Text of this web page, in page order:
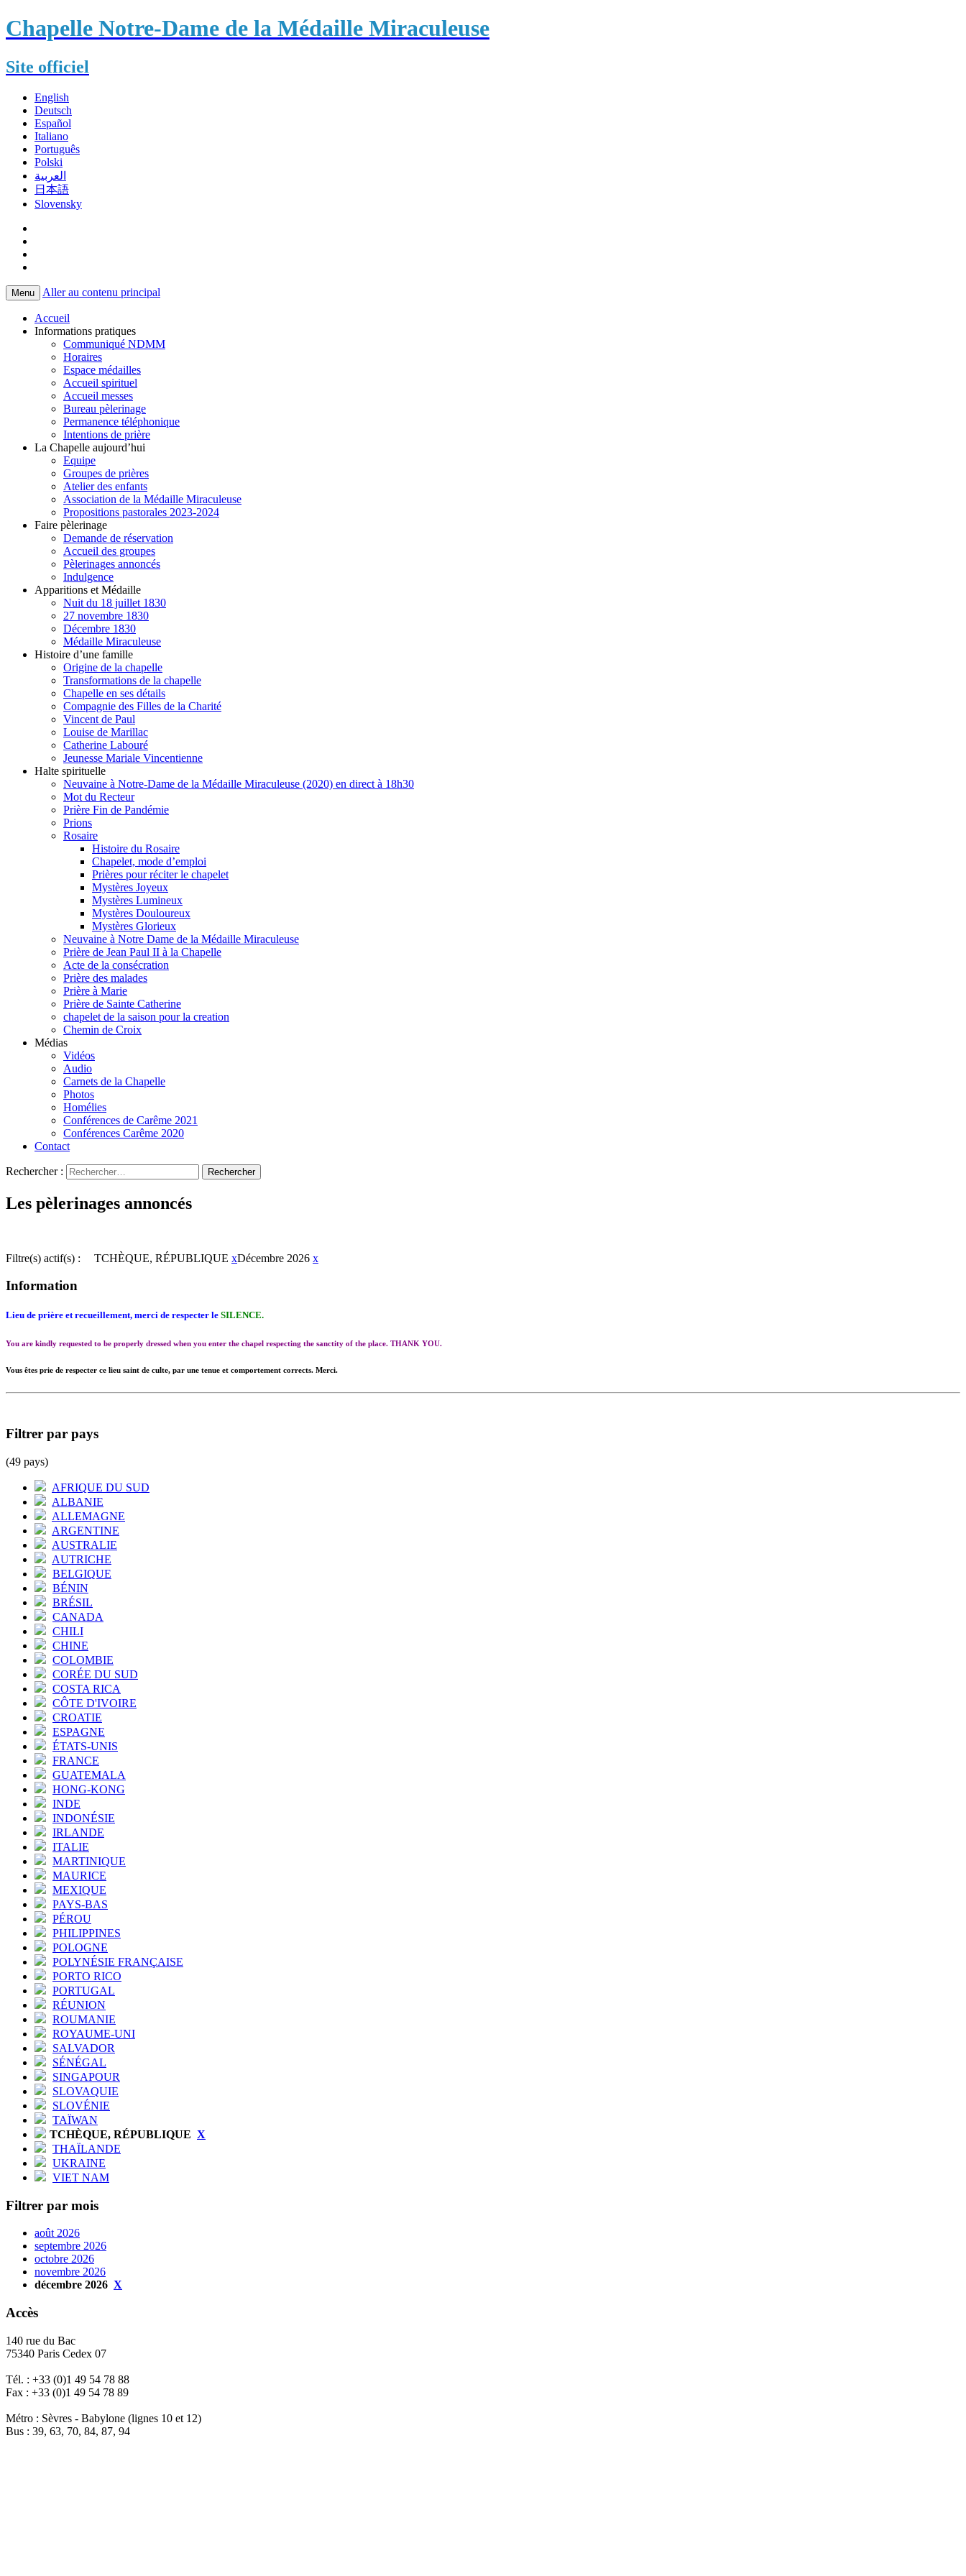
Chapelle Notre-Dame de la Médaille Miraculeuse
Site officiel
English
Deutsch
Español
Italiano
Português
Polski
العربية
日本語
Slovensky
Menu Aller au contenu principal
Accueil
Informations pratiques
Communiqué NDMM
Horaires
Espace médailles
Accueil spirituel
Accueil messes
Bureau pèlerinage
Permanence téléphonique
Intentions de prière
La Chapelle aujourd’hui
Equipe
Groupes de prières
Atelier des enfants
Association de la Médaille Miraculeuse
Propositions pastorales 2023-2024
Faire pèlerinage
Demande de réservation
Accueil des groupes
Pèlerinages annoncés
Indulgence
Apparitions et Médaille
Nuit du 18 juillet 1830
27 novembre 1830
Décembre 1830
Médaille Miraculeuse
Histoire d’une famille
Origine de la chapelle
Transformations de la chapelle
Chapelle en ses détails
Compagnie des Filles de la Charité
Vincent de Paul
Louise de Marillac
Catherine Labouré
Jeunesse Mariale Vincentienne
Halte spirituelle
Neuvaine à Notre-Dame de la Médaille Miraculeuse (2020) en direct à 18h30
Mot du Recteur
Prière Fin de Pandémie
Prions
Rosaire
Histoire du Rosaire
Chapelet, mode d’emploi
Prières pour réciter le chapelet
Mystères Joyeux
Mystères Lumineux
Mystères Douloureux
Mystères Glorieux
Neuvaine à Notre Dame de la Médaille Miraculeuse
Prière de Jean Paul II à la Chapelle
Acte de la consécration
Prière des malades
Prière à Marie
Prière de Sainte Catherine
chapelet de la saison pour la creation
Chemin de Croix
Médias
Vidéos
Audio
Carnets de la Chapelle
Photos
Homélies
Conférences de Carême 2021
Conférences Carême 2020
Contact
Rechercher :
Les pèlerinages annoncés
Filtre(s) actif(s) : TCHÈQUE, RÉPUBLIQUE xDécembre 2026 x
Information
Lieu de prière et recueillement, merci de respecter le SILENCE.
You are kindly requested to be properly dressed when you enter the chapel respecting the sanctity of the place. THANK YOU.
Vous êtes prie de respecter ce lieu saint de culte, par une tenue et comportement corrects. Merci.
Filtrer par pays
(49 pays)
AFRIQUE DU SUD
ALBANIE
ALLEMAGNE
ARGENTINE
AUSTRALIE
AUTRICHE
BELGIQUE
BÉNIN
BRÉSIL
CANADA
CHILI
CHINE
COLOMBIE
CORÉE DU SUD
COSTA RICA
CÔTE D'IVOIRE
CROATIE
ESPAGNE
ÉTATS-UNIS
FRANCE
GUATEMALA
HONG-KONG
INDE
INDONÉSIE
IRLANDE
ITALIE
MARTINIQUE
MAURICE
MEXIQUE
PAYS-BAS
PÉROU
PHILIPPINES
POLOGNE
POLYNÉSIE FRANÇAISE
PORTO RICO
PORTUGAL
RÉUNION
ROUMANIE
ROYAUME-UNI
SALVADOR
SÉNÉGAL
SINGAPOUR
SLOVAQUIE
SLOVÉNIE
TAÏWAN
TCHÈQUE, RÉPUBLIQUE X
THAÏLANDE
UKRAINE
VIET NAM
Filtrer par mois
août 2026
septembre 2026
octobre 2026
novembre 2026
décembre 2026 X
Accès
140 rue du Bac
75340 Paris Cedex 07
Tél. : +33 (0)1 49 54 78 88
Fax : +33 (0)1 49 54 78 89
Métro : Sèvres - Babylone (lignes 10 et 12)
Bus : 39, 63, 70, 84, 87, 94